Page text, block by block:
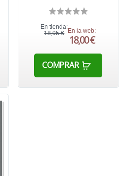
En tienda:
18,95 €
En la web:
18,00 €
COMPRAR